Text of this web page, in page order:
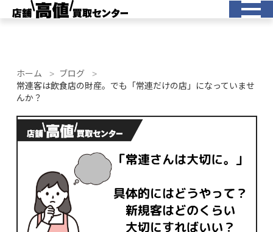
ホーム
ブログ
常連客は飲食店の財産。でも「常連だけの店」になっていませ
んか？